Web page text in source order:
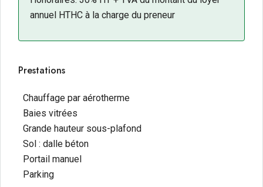
annuel HTHC à la charge du preneur
Prestations
Chauffage par aérotherme
Baies vitrées
Grande hauteur sous-plafond
Sol : dalle béton
Portail manuel
Parking